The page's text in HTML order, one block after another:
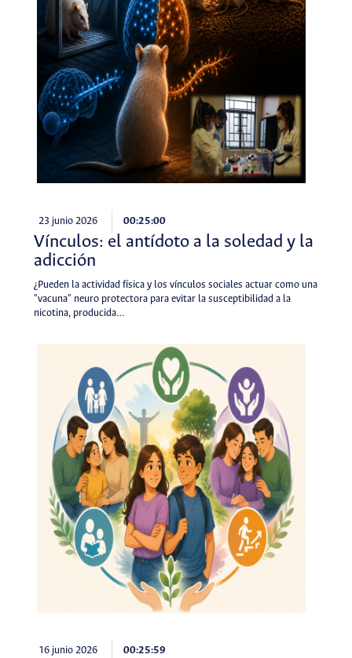
23 junio 2026 00:25:00
Vínculos: el antídoto a la soledad y la
adicción
¿Pueden la actividad física y los vínculos sociales actuar como una
"vacuna" neuro protectora para evitar la susceptibilidad a la
nicotina, producida…
16 junio 2026 00:25:59